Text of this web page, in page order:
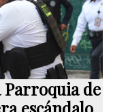
de